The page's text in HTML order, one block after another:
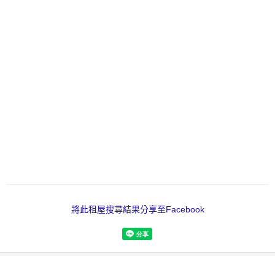
將此租屋搜尋結果分享至Facebook